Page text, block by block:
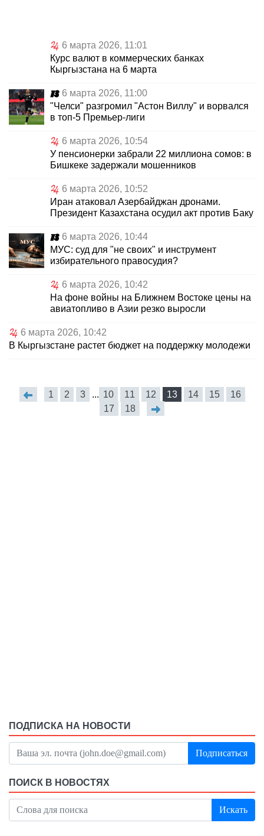
6 марта 2026, 11:01
Курс валют в коммерческих банках
Кыргызстана на 6 марта
6 марта 2026, 11:00
"Челси" разгромил "Астон Виллу" и ворвался
в топ-5 Премьер-лиги
6 марта 2026, 10:54
У пенсионерки забрали 22 миллиона сомов: в
Бишкеке задержали мошенников
6 марта 2026, 10:52
Иран атаковал Азербайджан дронами.
Президент Казахстана осудил акт против Баку
6 марта 2026, 10:44
МУС: суд для "не своих" и инструмент
избирательного правосудия?
6 марта 2026, 10:42
На фоне войны на Ближнем Востоке цены на
авиатопливо в Азии резко выросли
6 марта 2026, 10:42
В Кыргызстане растет бюджет на поддержку молодежи
1 2 3 ... 10 11 12 13 14 15
16
17
18
ПОДПИСКА НА НОВОСТИ
Подписаться
ПОИСК В НОВОСТЯХ
Искать